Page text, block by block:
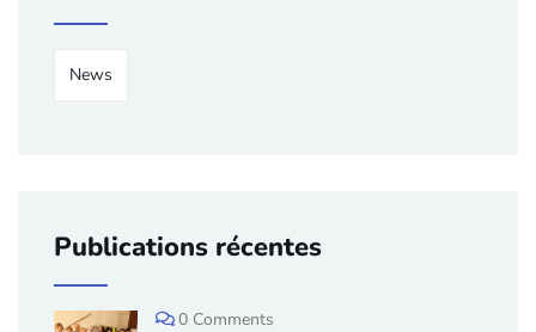
News
Publications récentes
0 Comments